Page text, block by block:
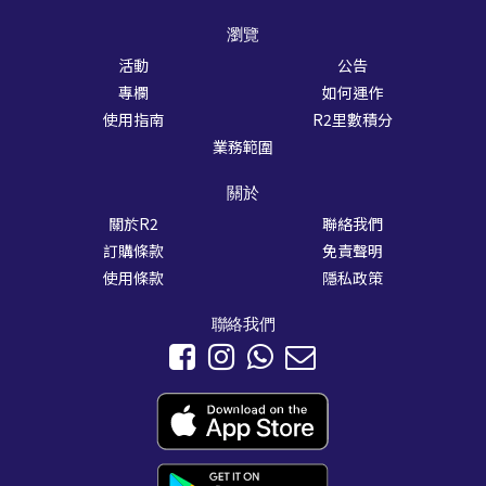
瀏覽
活動
公告
專欄
如何運作
使用指南
R2里數積分
業務範圍
關於
關於R2
聯絡我們
訂購條款
免責聲明
使用條款
隱私政策
聯絡我們